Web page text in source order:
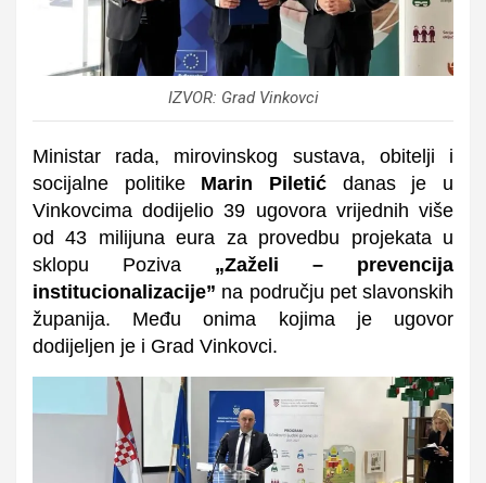
IZVOR: Grad Vinkovci
Ministar rada, mirovinskog sustava, obitelji i
socijalne politike Marin Piletić danas je u
Vinkovcima dodijelio 39 ugovora vrijednih više
od 43 milijuna eura za provedbu projekata u
sklopu Poziva „Zaželi – prevencija
institucionalizacije” na području pet slavonskih
županija. Među onima kojima je ugovor
dodijeljen je i Grad Vinkovci.